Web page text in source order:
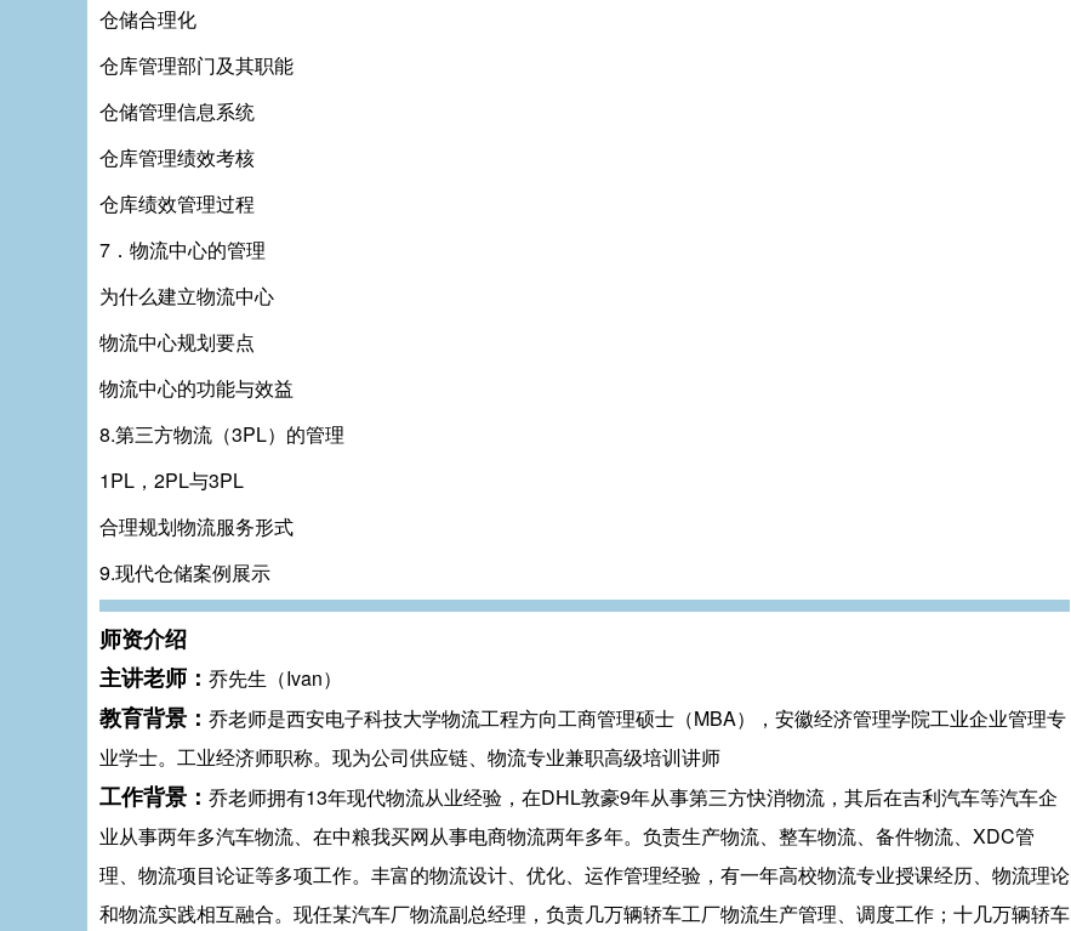
仓储合理化
仓库管理部门及其职能
仓储管理信息系统
仓库管理绩效考核
仓库绩效管理过程
7．物流中心的管理
为什么建立物流中心
物流中心规划要点
物流中心的功能与效益
8.第三方物流（3PL）的管理
1PL，2PL与3PL
合理规划物流服务形式
9.现代仓储案例展示
师资介绍
主讲老师： 乔先生（Ivan）
教育背景： 乔老师是西安电子科技大学物流工程方向工商管理硕士（MBA），安徽经济管理学院工业企业管理专
业学士。工业经济师职称。现为公司供应链、物流专业兼职高级培训讲师
工作背景： 乔老师拥有13年现代物流从业经验，在DHL敦豪9年从事第三方快消物流，其后在吉利汽车等汽车企
业从事两年多汽车物流、在中粮我买网从事电商物流两年多年。负责生产物流、整车物流、备件物流、XDC管
理、物流项目论证等多项工作。丰富的物流设计、优化、运作管理经验，有一年高校物流专业授课经历、物流理论
和物流实践相互融合。现任某汽车厂物流副总经理，负责几万辆轿车工厂物流生产管理、调度工作；十几万辆轿车